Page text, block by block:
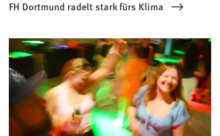
FH Dortmund radelt stark fürs Klima